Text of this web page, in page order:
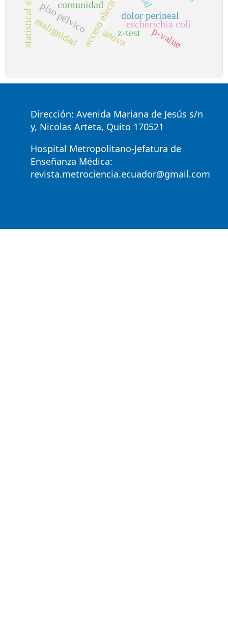
comunidad
escherichia coli
dolor perineal
piso pélvico
p-value
z-test
anova
malignidad
Dirección: Avenida Mariana de Jesús s/n
y, Nicolas Arteta, Quito 170521
Hospital Metropolitano-Jefatura de
Enseñanza Médica:
revista.metrociencia.ecuador@gmail.com